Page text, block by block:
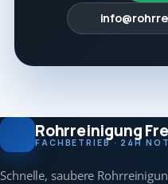
Rohrreinigung
FACHBETRIEB · 24H
Schnelle, saubere